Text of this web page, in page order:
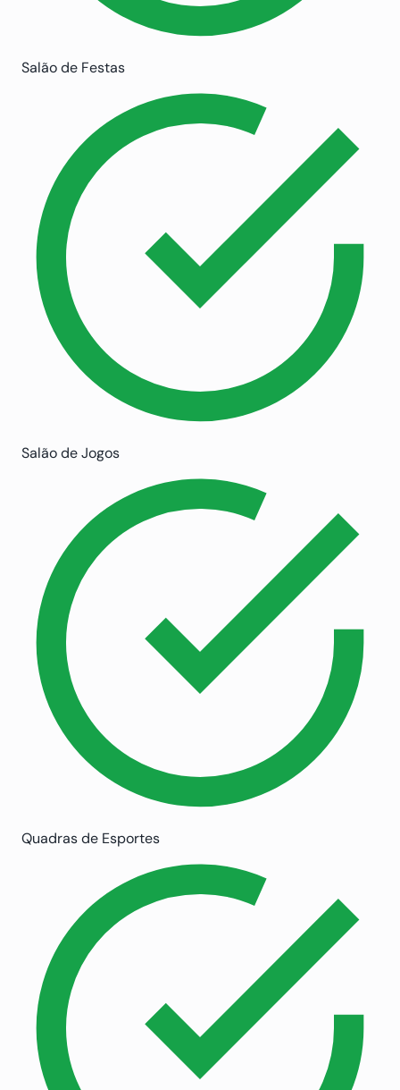
Salão de Festas
Salão de Jogos
Quadras de Esportes